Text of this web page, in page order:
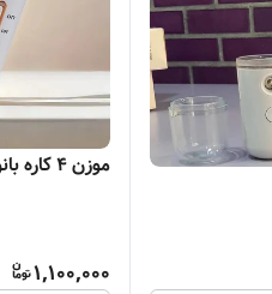
موزن ۴ کاره بانوان شارژی
1,100,000